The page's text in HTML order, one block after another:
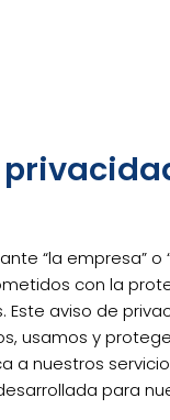
“la empresa” o
con la
Este aviso de
usamos y
a nuestros
para